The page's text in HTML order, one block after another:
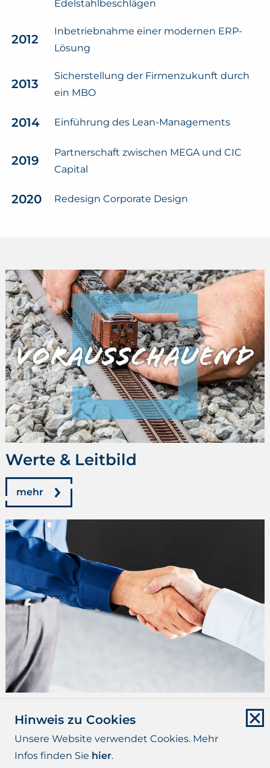
Edelstahlbeschlägen
2012
Inbetriebnahme einer modernen ERP-
Lösung
2013
Sicherstellung der Firmenzukunft durch
ein MBO
2014 Einführung des Lean-Managements
2019
Partnerschaft zwischen MEGA und CIC
Capital
2020 Redesign Corporate Design
Werte & Leitbild
mehr
Kontakt
mehr
Hinweis zu Cookies
Unsere Website verwendet Cookies. Mehr
Infos finden Sie hier.